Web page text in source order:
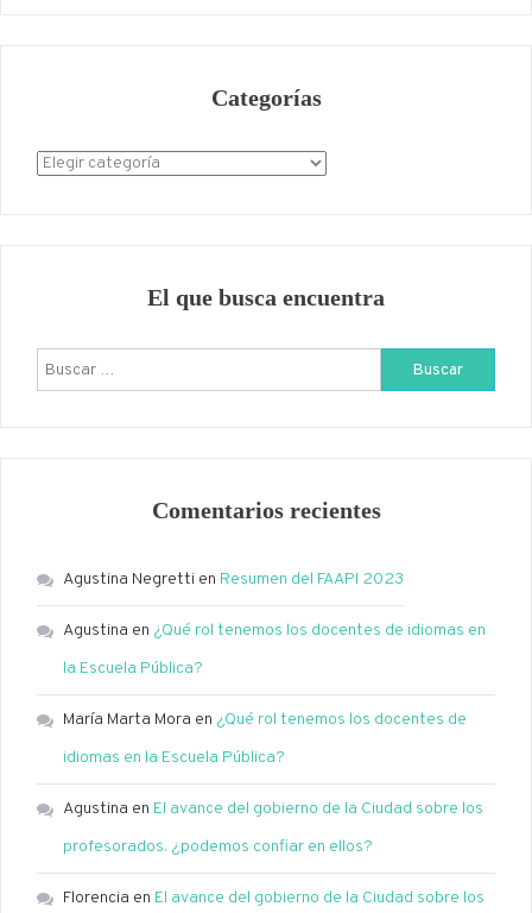
Categorías
Categorías
El que busca encuentra
Buscar:
Comentarios recientes
Agustina Negretti en Resumen del FAAPI 2023
Agustina en ¿Qué rol tenemos los docentes de idiomas en
la Escuela Pública?
María Marta Mora en ¿Qué rol tenemos los docentes de
idiomas en la Escuela Pública?
Agustina en El avance del gobierno de la Ciudad sobre los
profesorados. ¿podemos confiar en ellos?
Florencia en El avance del gobierno de la Ciudad sobre los